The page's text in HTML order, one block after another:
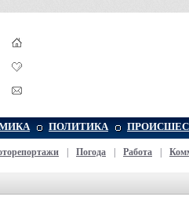
ПОЛИТИКА
Погода Работа